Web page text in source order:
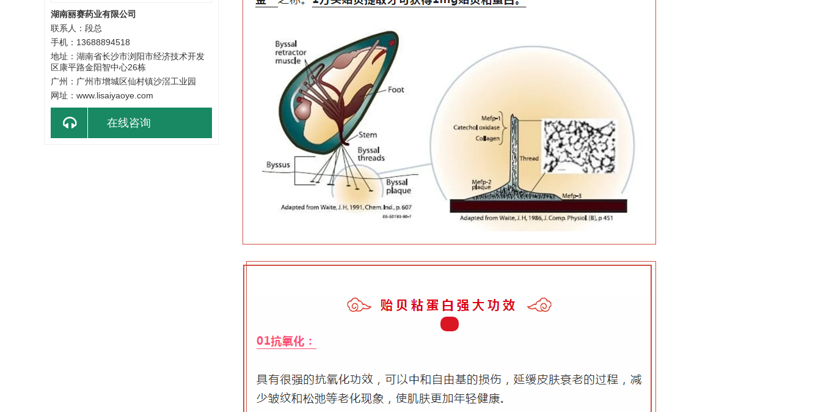
湖南丽赛药业有限公司
联系人：段总
手机：13688894518
地址：湖南省长沙市浏阳市经济技术开发
区康平路金阳智中心26栋
广州：广州市增城区仙村镇沙滘工业园
网址：www.lisaiyaoye.com
在线咨询